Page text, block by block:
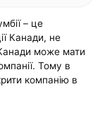
– це
Канади, не
може мати
Тому в
компанію в